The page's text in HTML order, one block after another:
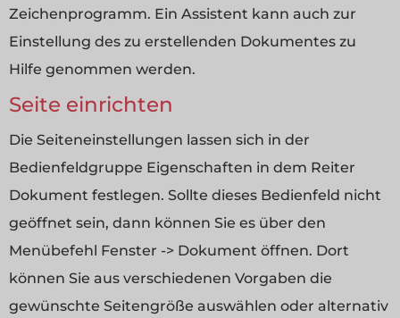
Zeichenprogramm. Ein Assistent kann auch zur
Einstellung des zu erstellenden Dokumentes zu
Hilfe genommen werden.
Seite einrichten
Die Seiteneinstellungen lassen sich in der
Bedienfeldgruppe Eigenschaften in dem Reiter
Dokument festlegen. Sollte dieses Bedienfeld nicht
geöffnet sein, dann können Sie es über den
Menübefehl Fenster -> Dokument öffnen. Dort
können Sie aus verschiedenen Vorgaben die
gewünschte Seitengröße auswählen oder alternativ